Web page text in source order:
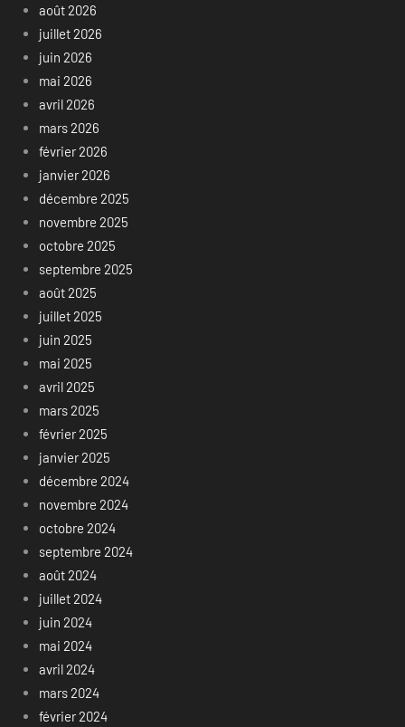
août 2026
juillet 2026
juin 2026
mai 2026
avril 2026
mars 2026
février 2026
janvier 2026
décembre 2025
novembre 2025
octobre 2025
septembre 2025
août 2025
juillet 2025
juin 2025
mai 2025
avril 2025
mars 2025
février 2025
janvier 2025
décembre 2024
novembre 2024
octobre 2024
septembre 2024
août 2024
juillet 2024
juin 2024
mai 2024
avril 2024
mars 2024
février 2024